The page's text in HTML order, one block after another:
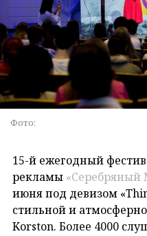
Фото:
15-й ежегодный
рекламы «Серебряный
июня под девизом
стильной и
Korston. Более 4000